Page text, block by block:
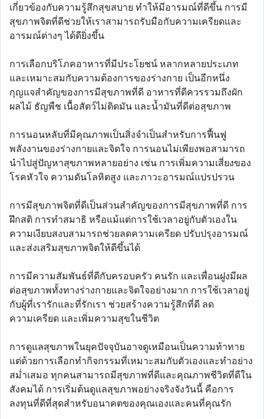
เกี่ยวข้องกับความรู้สึกสุขสบาย ทำให้มีอารมณ์ที่ดีขึ้น การมี
สุขภาพจิตที่ดีช่วยให้เราสามารถรับมือกับความเครียดและ
อารมณ์ต่างๆ ได้ดียิ่งขึ้น
การเลือกบริโภคอาหารที่มีประโยชน์ หลากหลายประเภท
และเหมาะสมกับความต้องการของร่างกาย เป็นอีกหนึ่ง
กุญแจสำคัญของการมีสุขภาพที่ดี อาหารที่ดีควรรวมถึงผัก
ผลไม้ ธัญพืช เนื้อสัตว์ไม่ติดมัน และน้ำมันที่ดีต่อสุขภาพ
การนอนหลับที่มีคุณภาพเป็นสิ่งจำเป็นสำหรับการฟื้นฟู
พลังงานของร่างกายและจิตใจ การนอนไม่เพียงพอสามารถ
นำไปสู่ปัญหาสุขภาพหลายอย่าง เช่น การเพิ่มความเสี่ยงของ
โรคหัวใจ ความดันโลหิตสูง และภาวะอารมณ์แปรปรวน
การมีสุขภาพจิตที่ดีเป็นส่วนสำคัญของการมีสุขภาพที่ดี การ
ฝึกสติ การทำสมาธิ หรือแม้แต่การใช้เวลาอยู่กับตัวเองใน
ความเงียบสงบสามารถช่วยลดความเครียด ปรับปรุงอารมณ์
และส่งเสริมสุขภาพจิตให้ดีขึ้นได้
การมีความสัมพันธ์ที่ดีกับครอบครัว คนรัก และเพื่อนฝูงมีผล
ต่อสุขภาพทั้งทางร่างกายและจิตใจอย่างมาก การใช้เวลาอยู่
กับผู้ที่เรารักและที่รักเรา ช่วยสร้างความรู้สึกที่ดี ลด
ความเครียด และเพิ่มความสุขในชีวิต
การดูแลสุขภาพในยุคปัจจุบันอาจดูเหมือนเป็นความท้าทาย
แต่ด้วยการเลือกทำกิจกรรมที่เหมาะสมกับตัวเองและทำอย่าง
สม่ำเสมอ ทุกคนสามารถมีสุขภาพที่ดีและคุณภาพชีวิตที่ดีใน
สังคมได้ การเริ่มต้นดูแลสุขภาพอย่างจริงจังวันนี้ คือการ
ลงทุนที่ดีที่สุดสำหรับอนาคตของคุณเองและคนที่คุณรัก